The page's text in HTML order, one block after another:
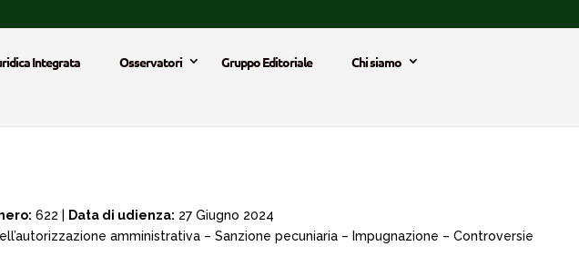
Integrata Osservatori Gruppo Editoriale
Chi siamo
622 | Data di udienza: 27 Giugno 2024
amministrativa – Sanzione pecuniaria – Impugnazione – Controversie